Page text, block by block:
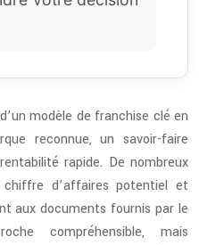
modèle de franchise clé en
reconnue, un savoir-faire
rapide. De nombreux
d’affaires potentiel et
aux documents fournis par le
compréhensible, mais